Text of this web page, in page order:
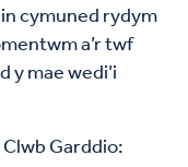
cymuned rydym
a’r twf
y mae wedi’i
Garddio: